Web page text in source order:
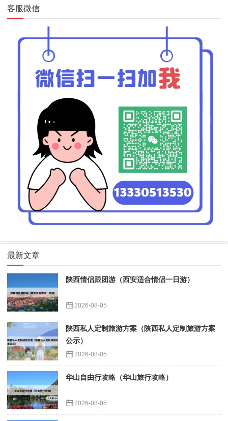
客服微信
最新文章
陕西情侣跟团游（西安适合情侣一日游）
2026-08-05
陕西私人定制旅游方案（陕西私人定制旅游方案
公示）
2026-08-05
华山自由行攻略（华山旅行攻略）
2026-08-05